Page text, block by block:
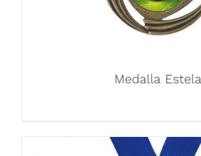
Medalla Estela